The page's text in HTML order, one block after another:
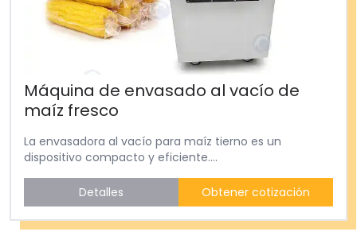
Máquina de envasado al vacío de
maíz fresco
La envasadora al vacío para maíz tierno es un
dispositivo compacto y eficiente....
Detalles Obtener cotización